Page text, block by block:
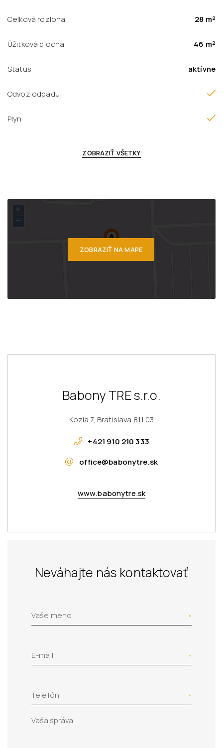
Celková rozloha 28 m²
Úžitková plocha 46 m²
Status aktívne
Odvoz odpadu
Plyn
ZOBRAZIŤ VŠETKY
ZOBRAZIŤ NA MAPE
+
−
Babony TRE s.r.o.
Kozia 7, Bratislava 811 03
+421 910 210 333
office@babonytre.sk
www.babonytre.sk
Neváhajte nás kontaktovať
Vaše meno
E-mail
Telefón